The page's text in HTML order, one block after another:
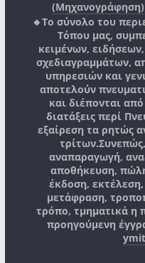
(Μηχανογράφηση)
🔸Το σύνολο του
Τόπου μας,
κειμένων,
σχεδιαγραμμάτων,
υπηρεσιών και
αποτελούν
και διέπονται από
διατάξεις περί
εξαίρεση τα ρητώς
τρίτων.
αναπαραγωγή,
αποθήκευση,
έκδοση,
μετάφραση,
τρόπο, τμηματικά η
προηγούμενη